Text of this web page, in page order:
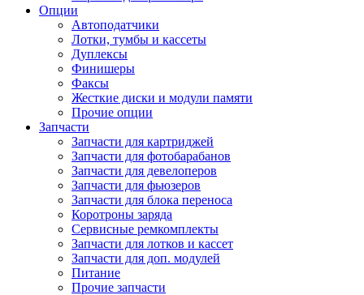
Опции
Автоподатчики
Лотки, тумбы и кассеты
Дуплексы
Финишеры
Факсы
Жесткие диски и модули памяти
Прочие опции
Запчасти
Запчасти для картриджей
Запчасти для фотобарабанов
Запчасти для девелоперов
Запчасти для фьюзеров
Запчасти для блока переноса
Коротроны заряда
Сервисные ремкомплекты
Запчасти для лотков и кассет
Запчасти для доп. модулей
Питание
Прочие запчасти